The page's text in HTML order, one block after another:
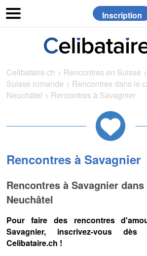
Inscription
Celibataire.ch > Rencontres en Suisse >
Suisse romande > Rencontres dans le
Neuchâtel > Rencontres à Savagnier
Rencontres à Savagnier
Rencontres à Savagnier
Neuchâtel
Pour faire des rencontres
Savagnier, inscrivez-vous dès
Celibataire.ch !